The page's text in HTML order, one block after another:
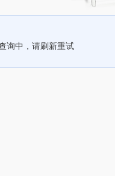
询中，请刷新重试